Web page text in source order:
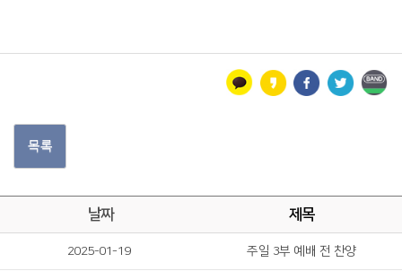
목록
날짜 제목
2025-01-19 주일 3부 예배 전 찬양